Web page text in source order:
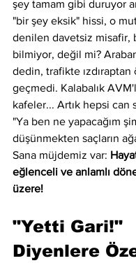
şey tamam gibi duruyor
"bir şey eksik" hissi, o
denilen davetsiz misafir,
bilmiyor, değil mi?
dedin, trafikte ızdıraptan
geçmedi. Kalabalık
kafeler... Artık hepsi can
"Ya ben ne yapacağım
düşünmekten saçların
Sana müjdemiz var:
eğlenceli ve anlamlı
üzere!
"Yetti Gari!"
Diyenlere